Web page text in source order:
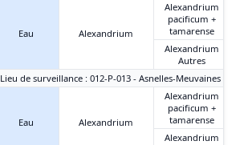
Eau Alexandrium
Alexandrium
pacificum +
tamarense
Alexandrium
Autres
Lieu de surveillance : 012-P-013 - Asnelles-Meuvaines
Eau Alexandrium
Alexandrium
pacificum +
tamarense
Alexandrium